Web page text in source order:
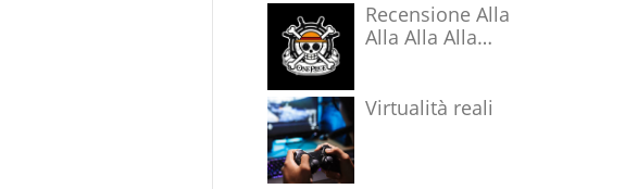
Recensione Alla
Alla Alla Alla
Virtualità reali